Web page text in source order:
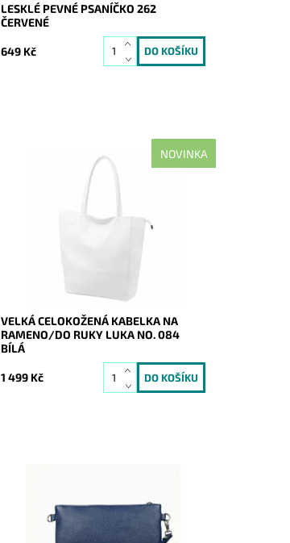
LESKLÉ PEVNÉ PSANÍČKO 262
ČERVENÉ
649 Kč
NOVINKA
Nadčasová, velká, měkoučká, kožená,
bílá se stříbrnými doplňky na formát A4
Skladem
VELKÁ CELOKOŽENÁ KABELKA NA
RAMENO/DO RUKY LUKA NO. 084
BÍLÁ
1 499 Kč
značky Borse in Pelle, kterou lze
využívat i díky krátkému uchu jako